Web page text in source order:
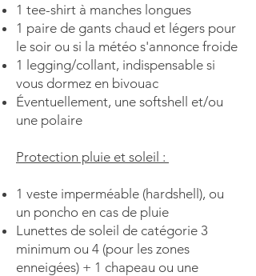
1 tee-shirt à manches longues
1 paire de gants chaud et légers pour
le soir ou si la météo s'annonce froide
1 legging/collant, indispensable si
vous dormez en bivouac
Éventuellement, une softshell
et/ou
une polaire
Protection pluie et soleil :
1 veste imperméable (hardshell), ou
un poncho en cas de pluie
Lunettes de soleil de catégorie 3
minimum ou 4 (pour les zones
enneigées) + 1 chapeau ou une